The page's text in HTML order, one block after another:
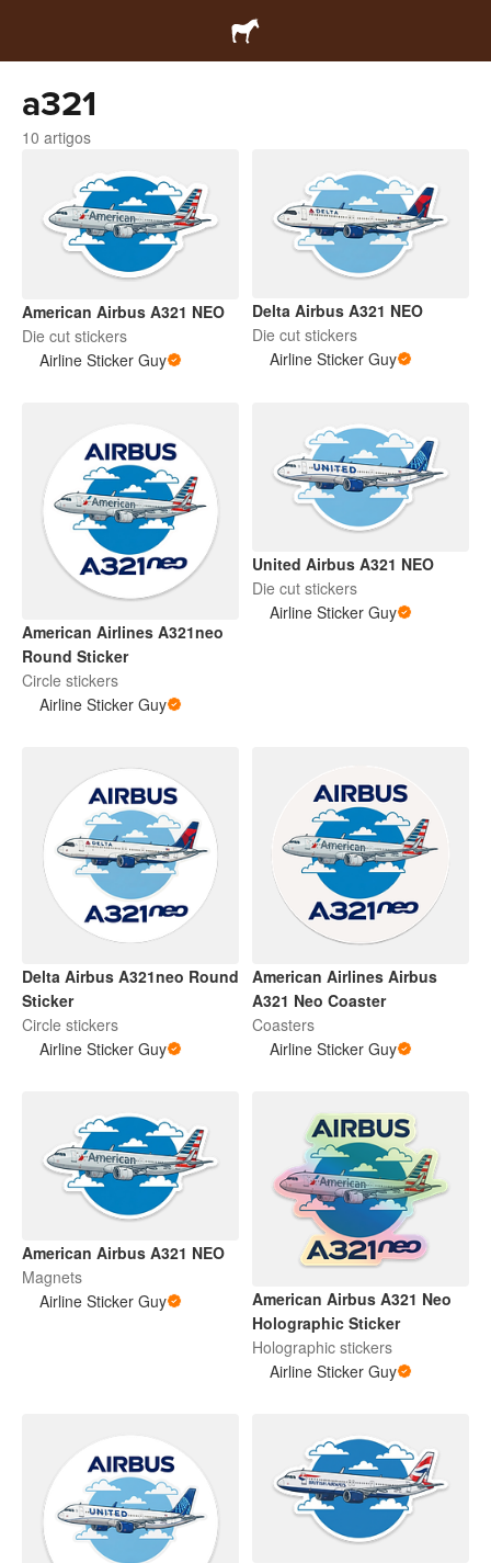
a321
10 artigos
American Airbus A321 NEO
Die cut stickers
Airline Sticker Guy
Delta Airbus A321 NEO
Die cut stickers
Airline Sticker Guy
American Airlines A321neo
Round Sticker
Circle stickers
Airline Sticker Guy
United Airbus A321 NEO
Die cut stickers
Airline Sticker Guy
Delta Airbus A321neo Round
Sticker
Circle stickers
Airline Sticker Guy
American Airlines Airbus
A321 Neo Coaster
Coasters
Airline Sticker Guy
American Airbus A321 NEO
Magnets
Airline Sticker Guy
American Airbus A321 Neo
Holographic Sticker
Holographic stickers
Airline Sticker Guy